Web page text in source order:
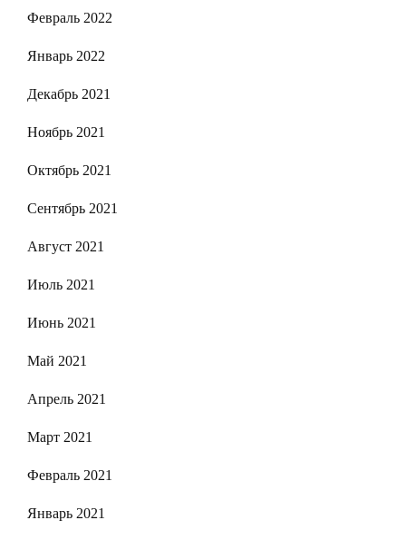
Февраль 2022
Январь 2022
Декабрь 2021
Ноябрь 2021
Октябрь 2021
Сентябрь 2021
Август 2021
Июль 2021
Июнь 2021
Май 2021
Апрель 2021
Март 2021
Февраль 2021
Январь 2021